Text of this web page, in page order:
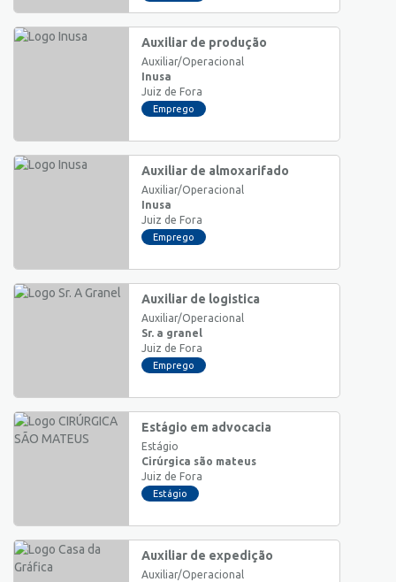
Auxiliar de produção
Auxiliar/Operacional
Inusa
Juiz de Fora
Emprego
Auxiliar de almoxarifado
Auxiliar/Operacional
Inusa
Juiz de Fora
Emprego
Auxiliar de logistica
Auxiliar/Operacional
Sr. a granel
Juiz de Fora
Emprego
Estágio em advocacia
Estágio
Cirúrgica são mateus
Juiz de Fora
Estágio
Auxiliar de expedição
Auxiliar/Operacional